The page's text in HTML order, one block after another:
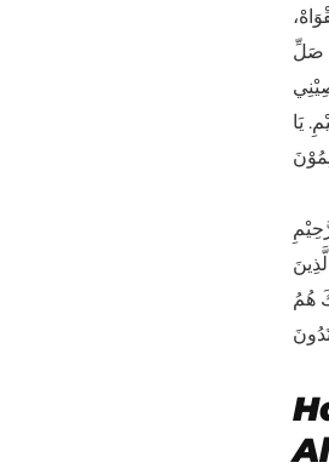
صَلِّ
يَا
هُمُ